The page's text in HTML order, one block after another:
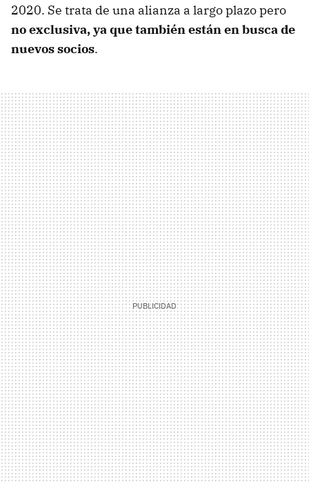
2020. Se trata de una alianza a largo plazo pero
no exclusiva, ya que también están en busca de
nuevos socios.